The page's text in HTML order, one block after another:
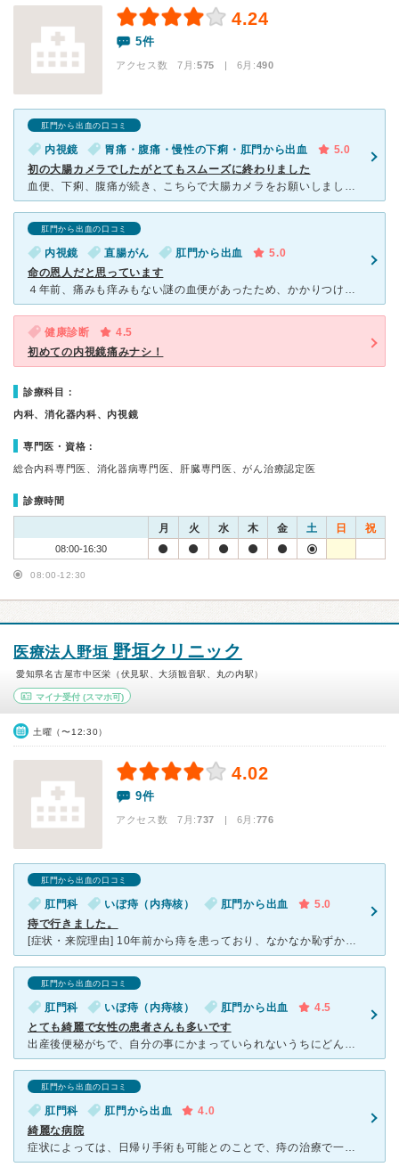
4.24
5件
アクセス数 7月:575 | 6月:490
肛門から出血の口コミ
内視鏡 胃痛・腹痛・慢性の下痢・肛門から出血
5.0
初の大腸カメラでしたがとてもスムーズに終わりました
血便、下痢、腹痛が続き、こちらで大腸カメラをお願いしました。 初の大腸カメラだったため、不安と緊張でいっぱいでした。 どの先生もベテランでプロということはわかっていましたが、それでも初めてで不安だ
肛門から出血の口コミ
内視鏡 直腸がん 肛門から出血
5.0
命の恩人だと思っています
４年前、痛みも痒みもない謎の血便があったため、かかりつけの病院に相談したところ、同院の紹介で名古屋内視鏡クリニックにお伺いしました。 キャストの嬢の対応が非常に丁寧で、カメラまでがスムーズに運びまし
健康診断
4.5
初めての内視鏡痛みナシ！
診療科目：
内科、消化器内科、内視鏡
専門医・資格：
総合内科専門医、消化器病専門医、肝臓専門医、がん治療認定医
診療時間
月 火 水 木 金 土 日 祝
08:00-16:30
08:00-12:30
医療法人野垣 野垣クリニック
愛知県名古屋市中区栄（伏見駅、大須観音駅、丸の内駅）
マイナ受付 (スマホ可)
土曜（〜12:30）
4.02
9件
アクセス数 7月:737 | 6月:776
肛門から出血の口コミ
肛門科 いぼ痔（内痔核） 肛門から出血
5.0
痔で行きました。
[症状・来院理由] 10年前から痔を患っており、なかなか恥ずかしくていけなかったのですが、治っては再発または治ってはをずっと繰り返していたので、意を決していきました。 [医師の診断・治療法] 初
肛門から出血の口コミ
肛門科 いぼ痔（内痔核） 肛門から出血
4.5
とても綺麗で女性の患者さんも多いです
出産後便秘がちで、自分の事にかまっていられないうちにどんどんひどくなってしまったため、実家に子どもを預けて来院しました。 待合室がかなり広く綺麗で漫画や雑誌が沢山ありました。患者さんは私くらいの
肛門から出血の口コミ
肛門科 肛門から出血
4.0
綺麗な病院
症状によっては、日帰り手術も可能とのことで、痔の治療で一回受診しました。院内は綺麗で清潔感がありました。ただ、患者さんがとても多く、予約がないので待ち時間は長いです。受診する際には時間を潰せるものの持